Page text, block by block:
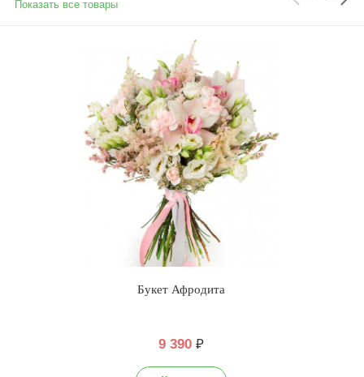
Показать все товары
Букет Афродита
9 390 ₽